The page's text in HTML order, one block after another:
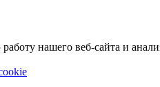
нашего веб-сайта и